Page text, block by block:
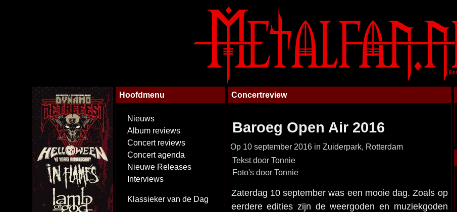
Hoofdmenu
Nieuws
Album reviews
Concert reviews
Concert agenda
Nieuwe Releases
Interviews
Klassieker van de Dag
Concertreview
Baroeg Open Air 2016
Op 10 september 2016 in Zuiderpark, Rotterdam
Tekst door Tonnie
Foto's door Tonnie
Zaterdag 10 september was een mooie dag. Zoals op
eerdere edities zijn de weergoden en muziekgoden